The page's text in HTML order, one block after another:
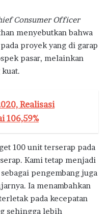
Consumer Officer
menyebutkan bahwa
proyek yang di garap
pasar, melainkan
Realisasi
106,59%
100 unit terserap pada
Kami tetap menjadi
pengembang juga
Ia menambahkan
pada kecepatan
sehingga lebih